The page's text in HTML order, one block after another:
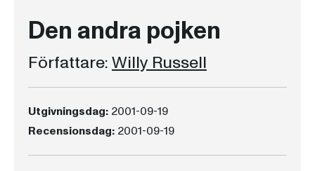
Den andra pojken
Författare:Willy Russell
Utgivningsdag: 2001-09-19
Recensionsdag: 2001-09-19